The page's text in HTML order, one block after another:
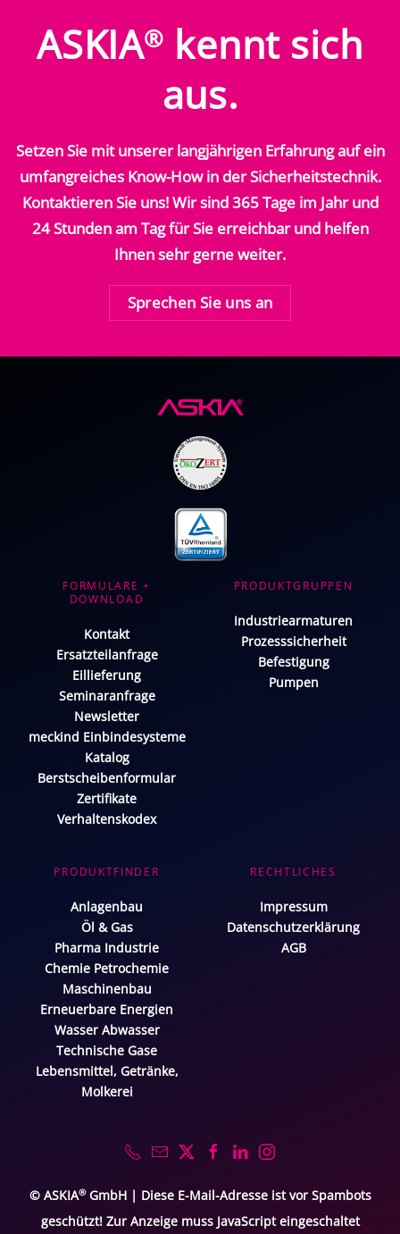
ASKIA® kennt sich
aus.
Setzen Sie mit unserer langjährigen Erfahrung auf ein
umfangreiches Know-How in der Sicherheitstechnik.
Kontaktieren Sie uns! Wir sind 365 Tage im Jahr und
24 Stunden am Tag für Sie erreichbar und helfen
Ihnen sehr gerne weiter.
Sprechen Sie uns an
FORMULARE +
DOWNLOAD
Kontakt
Ersatzteilanfrage
Eillieferung
Seminaranfrage
Newsletter
meckind Einbindesysteme
Katalog
Berstscheibenformular
Zertifikate
Verhaltenskodex
PRODUKTGRUPPEN
Industriearmaturen
Prozesssicherheit
Befestigung
Pumpen
PRODUKTFINDER
Anlagenbau
Öl & Gas
Pharma Industrie
Chemie Petrochemie
Maschinenbau
Erneuerbare Energien
Wasser Abwasser
Technische Gase
Lebensmittel, Getränke,
Molkerei
RECHTLICHES
Impressum
Datenschutzerklärung
AGB
© ASKIA®GmbH | Diese E-Mail-Adresse ist vor Spambots
geschützt! Zur Anzeige muss JavaScript eingeschaltet